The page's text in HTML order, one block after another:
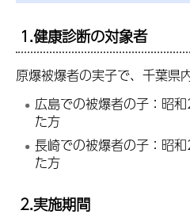
1.健康診断の対象者
原爆被爆者の実子で、千葉県
広島での被爆者の子：昭
た方
長崎での被爆者の子：昭
た方
2.実施期間